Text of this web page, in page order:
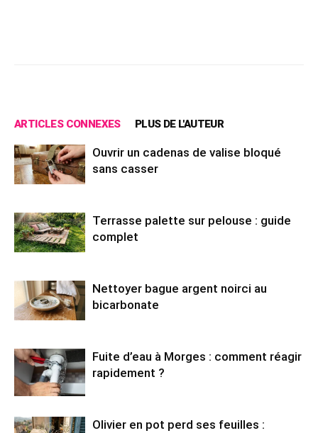
ARTICLES CONNEXES PLUS DE L'AUTEUR
Ouvrir un cadenas de valise bloqué
sans casser
Terrasse palette sur pelouse : guide
complet
Nettoyer bague argent noirci au
bicarbonate
Fuite d’eau à Morges : comment réagir
rapidement ?
Olivier en pot perd ses feuilles :